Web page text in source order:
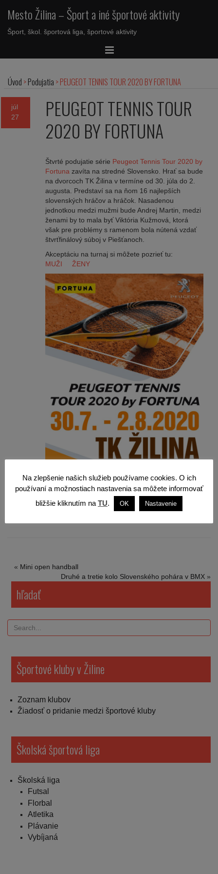
Mesto Žilina – Šport a iné športové aktivity
Šport, škol. športová liga, športové aktivity
Úvod >Podujatia >PEUGEOT TENNIS TOUR 2020 BY FORTUNA
júl
27
PEUGEOT TENNIS TOUR
2020 BY FORTUNA
Štvrté podujatie série Peugeot Tennis Tour 2020 by
Fortuna zavíta na stredné Slovensko. Hrať sa bude
na dvorcoch TK Žilina v termíne od 30. júla do 2.
augusta. Predstaví sa na ňom 16 najlepších
slovenských hráčov a hráčok. Nasadenou
jednotkou medzi mužmi bude Andrej Martin, medzi
ženami by to mala byť Viktória Kužmová, ktorá
však pre problémy s ramenom bola nútená vzdať
štvrťfinálový súboj v Piešťanoch.
Akceptáciu na turnaj si môžete pozrieť tu:
MUŽI
ŽENY
« Mini open handball
Druhé a tretie kolo Slovenského pohára v BMX »
hľadať
Športové kluby v Žiline
Zoznam klubov
Žiadosť o pridanie medzi športové kluby
Školská športová liga
Školská liga
Futsal
Florbal
Atletika
Plávanie
Vybíjaná
Na zlepšenie našich služieb používame cookies. O ich
používaní a možnostiach nastavenia sa môžete informovať
bližšie kliknutím na TU. OK Nastavenie